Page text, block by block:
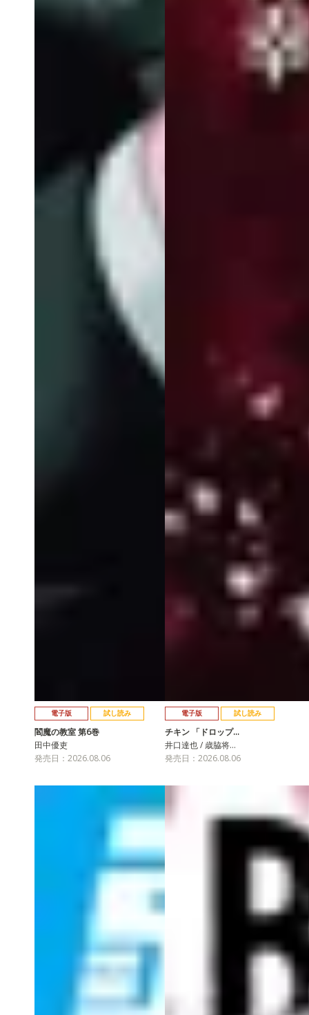
電子版 試し読み
閻魔の教室 第6巻
田中優吏
発売日：2026.08.06
電子版 試し読み
チキン 「ドロップ…
井口達也 / 歳脇将…
発売日：2026.08.06